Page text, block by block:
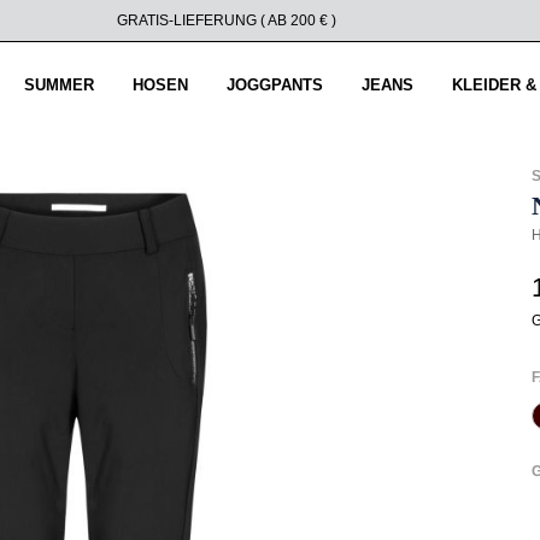
GRATIS-LIEFERUNG ( AB 200 € )
SUMMER HOSEN JOGGPANTS JEANS KLEIDER